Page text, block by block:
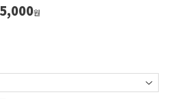
원